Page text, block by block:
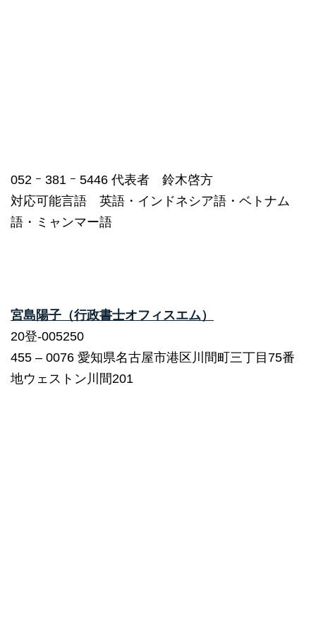
052 ｰ 381 ｰ 5446 代表者 鈴木啓方
対応可能言語 英語・インドネシア語・ベトナム
語・ミャンマー語
宮島陽子（行政書士オフィスエム）
20登-005250
455 – 0076 愛知県名古屋市港区川間町三丁目75番
地ウェストン川間201